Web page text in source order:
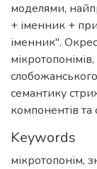
моделями,
+ іменник +
іменник".
семантику
компонентів та
Keywords
мікротопонім,